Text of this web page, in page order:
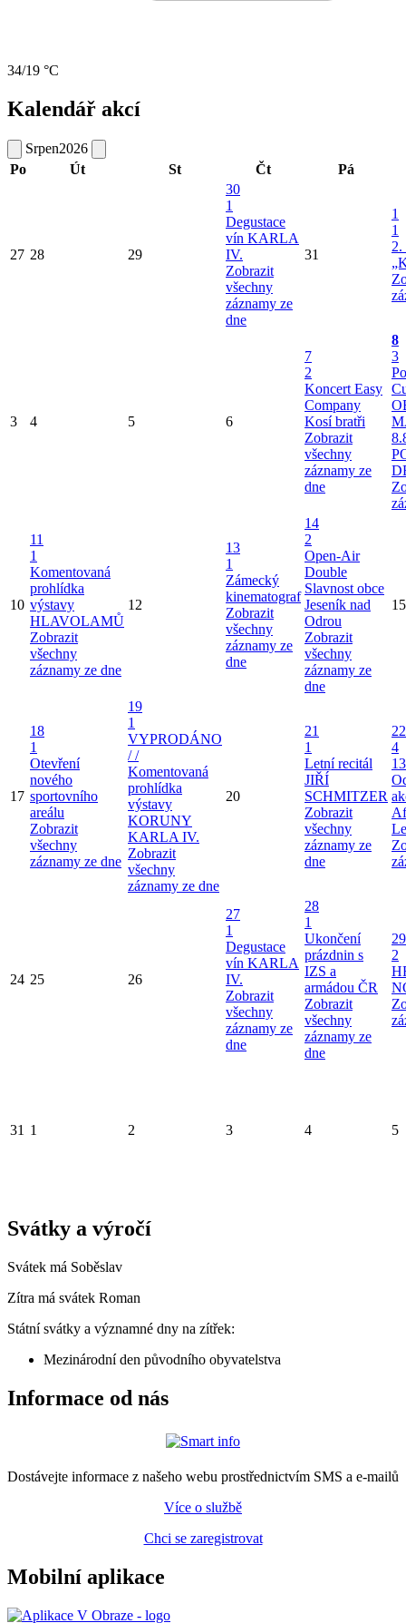
34/19 °C
Kalendář akcí
Srpen2026
Po
Út St Čt Pá
27 28 29
30
1
Degustace
vín KARLA
IV.
Zobrazit
všechny
záznamy ze
dne
31
1
1
2.
3 4 5 6
7
2
Koncert Easy
Company
Kosí bratři
Zobrazit
všechny
záznamy ze
dne
8
3
10
11
1
Komentovaná
prohlídka
výstavy
HLAVOLAMŮ
Zobrazit
všechny
záznamy ze dne
12
13
1
Zámecký
kinematograf
Zobrazit
všechny
záznamy ze
dne
14
2
Open-Air
Double
Slavnost obce
Jeseník nad
Odrou
Zobrazit
všechny
záznamy ze
dne
15
17
18
1
Otevření
nového
sportovního
areálu
Zobrazit
všechny
záznamy ze dne
19
1
VYPRODÁNO
/ /
Komentovaná
prohlídka
výstavy
KORUNY
KARLA IV.
Zobrazit
všechny
záznamy ze dne
20
21
1
Letní recitál
JIŘÍ
SCHMITZER
Zobrazit
všechny
záznamy ze
dne
22
4
24 25 26
27
1
Degustace
vín KARLA
IV.
Zobrazit
všechny
záznamy ze
dne
28
1
Ukončení
prázdnin s
IZS a
armádou ČR
Zobrazit
všechny
záznamy ze
dne
29
2
31 1 2 3 4 5
Svátky a výročí
Svátek má Soběslav
Zítra má svátek Roman
Státní svátky a významné dny na zítřek:
Mezinárodní den původního obyvatelstva
Informace od nás
Dostávejte informace z našeho webu prostřednictvím SMS a e-mailů
Více o službě
Chci se zaregistrovat
Mobilní aplikace